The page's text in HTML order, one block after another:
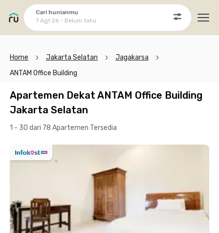
Cari hunianmu
7 Agt 26 - Belum tahu
Home Jakarta Selatan
Jagakarsa
ANTAM Office Building
Apartemen Dekat ANTAM Office Building
Jakarta Selatan
1 - 30 dari 78 Apartemen Tersedia